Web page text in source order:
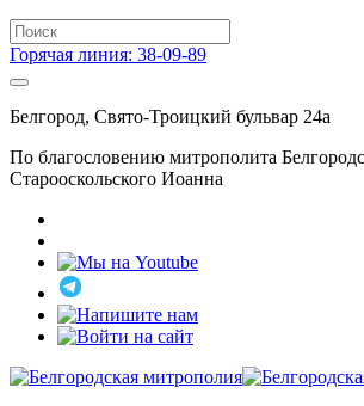
Горячая линия: 38-09-89
Белгород, Свято-Троицкий бульвар 24а
По благословению митрополита
Старооскольского Иоанна